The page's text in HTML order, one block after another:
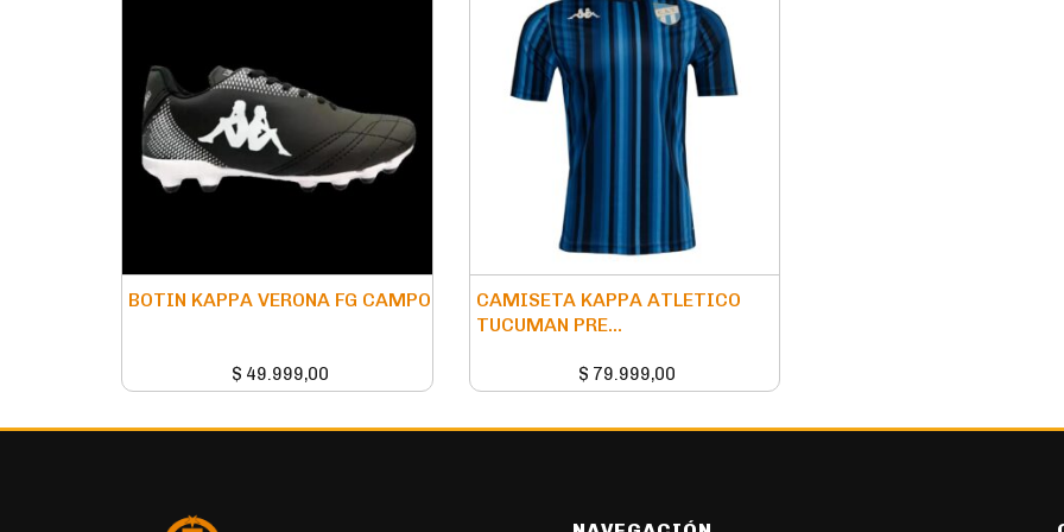
BOTIN KAPPA VERONA FG CAMPO
$ 49.999,00
CAMISETA KAPPA ATLETICO
TUCUMAN PRE...
$ 79.999,00